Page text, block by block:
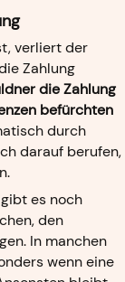
verliert der
Zahlung
die Zahlung
befürchten
durch
darauf berufen,
es noch
den
In manchen
wenn eine